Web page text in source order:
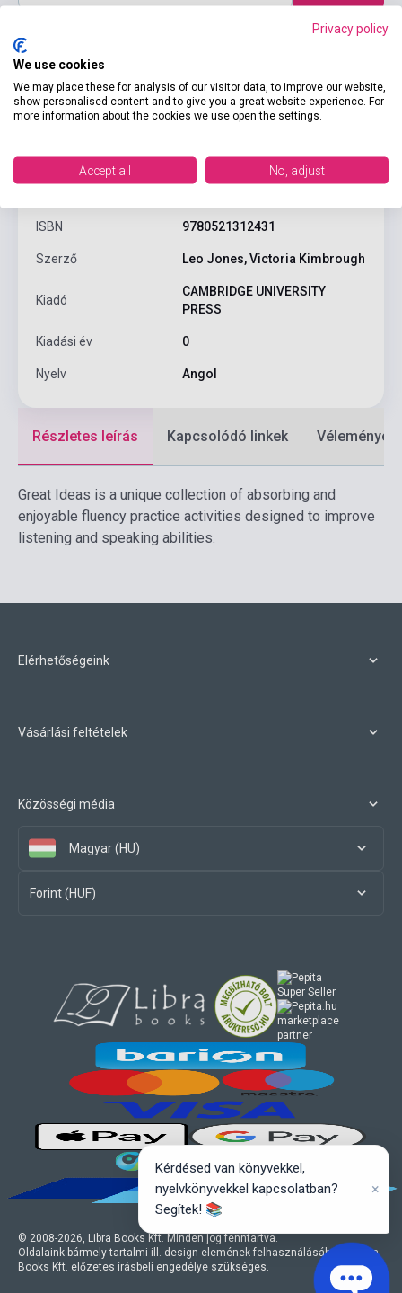
Termékjellemzők
ISBN 9780521312431
Szerző Leo Jones, Victoria Kimbrough
Kiadó
CAMBRIDGE UNIVERSITY
PRESS
Kiadási év 0
Nyelv Angol
Részletes leírás Kapcsolódó linkek Vélemények
Great Ideas is a unique collection of absorbing and
enjoyable fluency practice activities designed to improve
listening and speaking abilities.
Elérhetőségeink
Vásárlási feltételek
Közösségi média
Magyar (HU)
Forint (HUF)
© 2008-2026 , Libra Books Kft. Minden jog fenntartva.
Oldalaink bármely tartalmi ill. design elemének felhasználásához a Libra
Books Kft. előzetes írásbeli engedélye szükséges.
marketplace
partner
Privacy policy
We use cookies
We may place these for analysis of our visitor data, to improve our website,
show personalised content and to give you a great website experience. For
more information about the cookies we use open the settings.
Accept all No, adjust
Kérdésed van könyvekkel,
nyelvkönyvekkel kapcsolatban?
Segítek! 📚
×